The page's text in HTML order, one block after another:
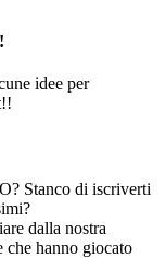
idee per
Stanco di iscriverti
dalla nostra
che hanno giocato